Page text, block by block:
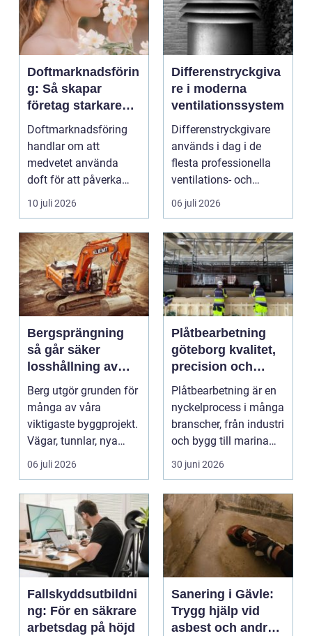
Doftmarknadsförin
g: Så skapar
företag starkare
kundupplevelser
Doftmarknadsföring
handlar om att
medvetet använda
doft för att påverka
kä...
10 juli 2026
Differenstryckgiva
re i moderna
ventilationssystem
Differenstryckgivare
används i dag i de
flesta professionella
ventilations- och
klimatanlä...
06 juli 2026
Bergsprängning
så går säker
losshållning av
berg till i praktiken
Berg utgör grunden för
många av våra
viktigaste byggprojekt.
Vägar, tunnlar, nya
bostadsområden och
06 juli 2026
Plåtbearbetning
göteborg kvalitet,
precision och
smarta lösningar
Plåtbearbetning är en
nyckelprocess i många
branscher, från industri
och bygg till marina
miljöer oc...
30 juni 2026
Fallskyddsutbildni
ng: För en säkrare
arbetsdag på höjd
Sanering i Gävle:
Trygg hjälp vid
asbest och andra